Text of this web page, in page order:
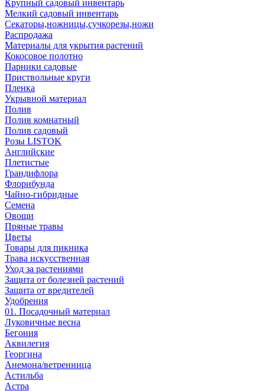
Крупный садовый инвентарь
Мелкий садовый инвентарь
Секаторы,ножницы,сучкорезы,ножи
Распродажа
Материалы для укрытия растений
Кокосовое полотно
Парники садовые
Приствольные круги
Пленка
Укрывной материал
Полив
Полив комнатный
Полив садовый
Розы LISTOK
Английские
Плетистые
Грандифлора
Флорибунда
Чайно-гибридные
Семена
Овощи
Пряные травы
Цветы
Товары для пикника
Трава искусственная
Уход за растениями
Защита от болезней растений
Защита от вредителей
Удобрения
01. Посадочный материал
Луковичные весна
Бегония
Аквилегия
Георгина
Анемона/ветренница
Астильба
Астра